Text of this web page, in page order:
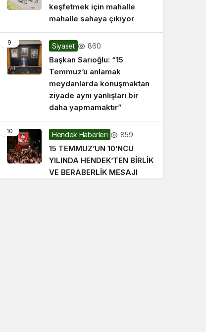
keşfetmek için mahalle
mahalle sahaya çıkıyor
9 Siyaset 860
Başkan Sarıoğlu: “15
Temmuz’u anlamak
meydanlarda konuşmaktan
ziyade aynı yanlışları bir
daha yapmamaktır”
10 Hendek Haberleri 859
15 TEMMUZ’UN 10’NCU
YILINDA HENDEK’TEN BİRLİK
VE BERABERLİK MESAJI